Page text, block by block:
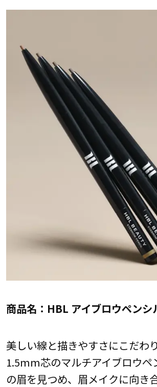
商品名：HBL アイブロウペンシ
美しい線と描きやすさにこだわ
1.5mm芯のマルチアイブロウペ
の眉を見つめ、眉メイクに向き